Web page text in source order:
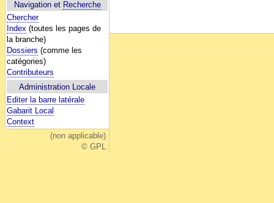
Navigation et Recherche
Chercher
Index (toutes les pages de
la branche)
Dossiers (comme les
catégories)
Contributeurs
Administration Locale
Editer la barre latérale
Gabarit Local
Context
(non applicable)
© GPL